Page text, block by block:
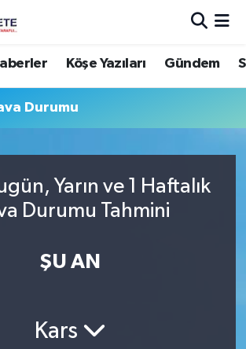
Köşe Yazıları Gündem
Durumu
Yarın ve 1 Haftalık
Durumu Tahmini
ŞU AN
Kars
Durumu ve Fikstür